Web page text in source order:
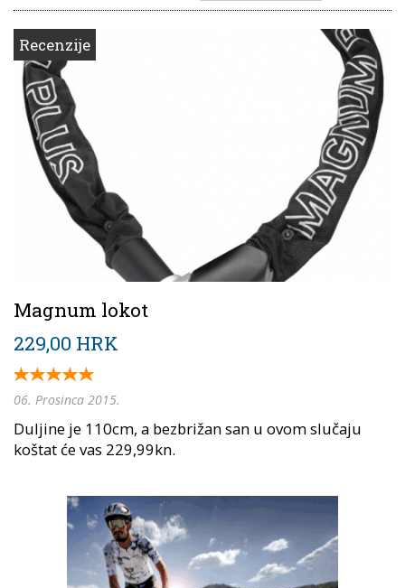
Recenzije
Magnum lokot
229,00 HRK
06. Prosinca 2015.
Duljine je 110cm, a bezbrižan san u ovom slučaju
koštat će vas 229,99kn.